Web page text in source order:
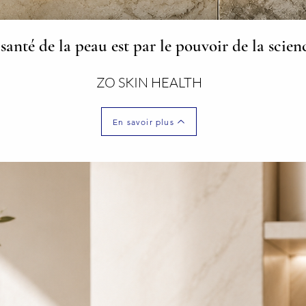
de la peau est par le pouvoir de la
ZO SKIN HEALTH
En savoir plus